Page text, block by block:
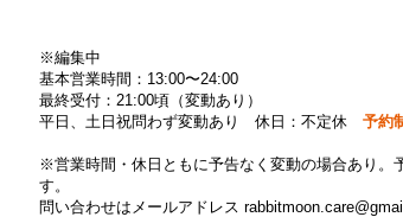
※編集中
基本営業時間：13:00〜24:00
最終受付：21:00頃（変動あり）
平日、土日祝問わず変動あり 休日：不定休 予約
※営業時間・休日ともに予告なく変動の場合あり。
す。
問い合わせはメールアドレス